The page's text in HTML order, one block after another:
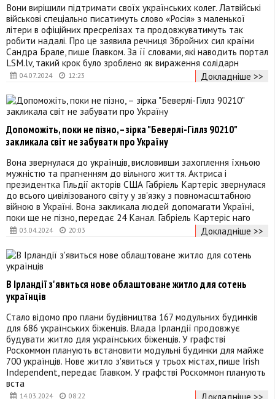
04.07.2024 12:23
Вони вирішили підтримати своїх українських колег. Латвійські
військові спеціально писатимуть слово «Росія» з маленької
літери в офіційних пресрелізах та продовжуватимуть так
робити надалі. Про це заявила речниця Збройних сил країни
Сандра Брале, пише Главком. За її словами, які наводить портал
LSM.lv, такий крок було зроблено як вираження солідарн
Докладніше >>
03.04.2024 20:03
Допоможіть, поки не пізно, – зірка "Беверлі-Гіллз 90210"
закликала світ не забувати про Україну
Вона звернулася до українців, висловивши захоплення їхньою
мужністю та прагненням до вільного життя. Актриса і
президентка Гільдії акторів США Габріель Картеріс звернулася
до всього цивілізованого світу у зв'язку з повномасштабною
війною в Україні. Вона закликала людей допомагати Україні,
поки ще не пізно, передає 24 Канал. Габріель Картеріс наго
Докладніше >>
14.03.2024 08:22
В Ірландії з'явиться нове облаштоване житло для сотень
українців
Стало відомо про плани будівництва 167 модульних будинків
для 686 українських біженців. Влада Ірландії продовжує
будувати житло для українських біженців. У графстві
Роскоммон планують встановити модульні будинки для майже
700 українців. Нове житло з'явиться у трьох містах, пише Irish
Independent, передає Главком. У графстві Роскоммон планують
вста